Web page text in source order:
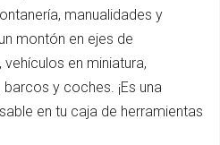
manualidades y
montón en ejes de
en miniatura,
y coches. ¡Es una
en tu caja de herramientas